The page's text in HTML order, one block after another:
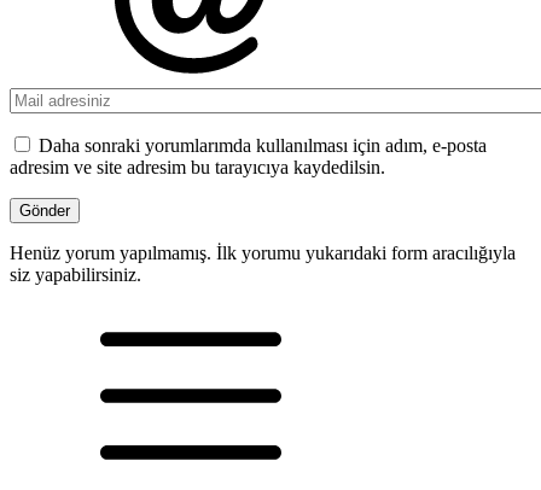
Daha sonraki yorumlarımda kullanılması için adım, e-posta
adresim ve site adresim bu tarayıcıya kaydedilsin.
Henüz yorum yapılmamış. İlk yorumu yukarıdaki form aracılığıyla
siz yapabilirsiniz.